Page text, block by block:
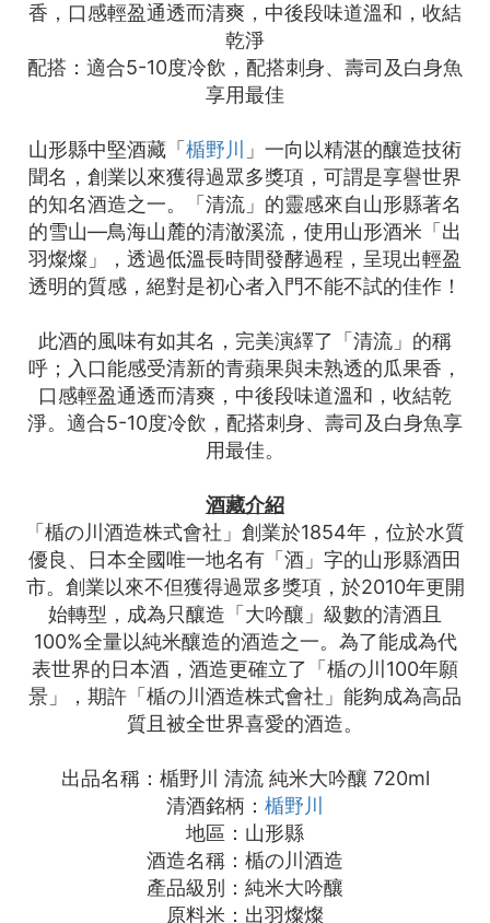
香，口感輕盈通透而清爽，中後段味道溫和，收結
乾淨
配搭：適合5-10度冷飲，配搭刺身、壽司及白身魚
享用最佳
山形縣中堅酒藏「 楯野川
」一向以精湛的釀造技術
聞名，創業以來獲得過眾多獎項，可謂是享譽世界
的知名酒造之一。「清流」的靈感來自山形縣著名
的雪山––鳥海山麓的清澈溪流，使用山形酒米「出
羽燦燦」，透過低溫長時間發酵過程，呈現出輕盈
透明的質感，絕對是初心者入門不能不試的佳作！
此酒的風味有如其名，完美演繹了「清流」的稱
呼；入口能感受清新的青蘋果與未熟透的瓜果香，
口感輕盈通透而清爽，中後段味道溫和，收結乾
淨。適合5-10度冷飲，配搭刺身、壽司及白身魚享
用最佳。
酒藏介紹
「楯の川酒造株式會社」創業於1854年，位於水質
優良、日本全國唯一地名有「酒」字的山形縣酒田
市。創業以來不但獲得過眾多獎項，於2010年更開
始轉型，成為只釀造「大吟釀」級數的清酒且
100%全量以純米釀造的酒造之一。為了能成為代
表世界的日本酒，酒造更確立了「楯の川100年願
景」，期許「楯の川酒造株式會社」能夠成為高品
質且被全世界喜愛的酒造。
出品名稱：楯野川 清流 純米大吟釀 720ml
清酒銘柄： 楯野川
地區：山形縣
酒造名稱：楯の川酒造
產品級別：純米大吟釀
原料米：出羽燦燦